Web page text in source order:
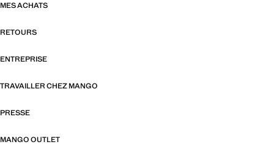
MES ACHATS
RETOURS
ENTREPRISE
TRAVAILLER CHEZ MANGO
PRESSE
MANGO OUTLET